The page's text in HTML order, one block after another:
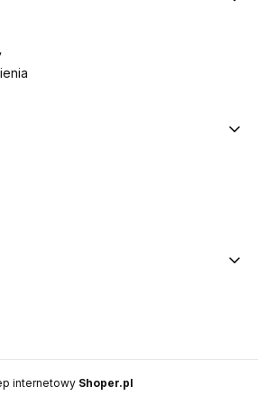
internetowy Shoper.pl